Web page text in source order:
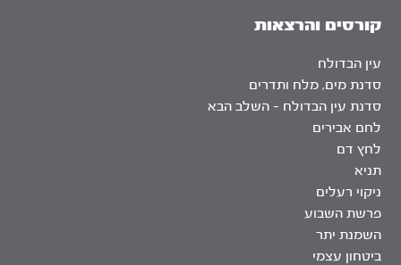
קורסים והרצאות
עין הבדולח
סדנת מים, מלח ותדרים
סדנת עין הבדולח – השלב הבא
לחם אבירים
לחץ דם
תניא
ניקוי רעלים
פרשת השבוע
השמנת יתר
ביטחון עצמי